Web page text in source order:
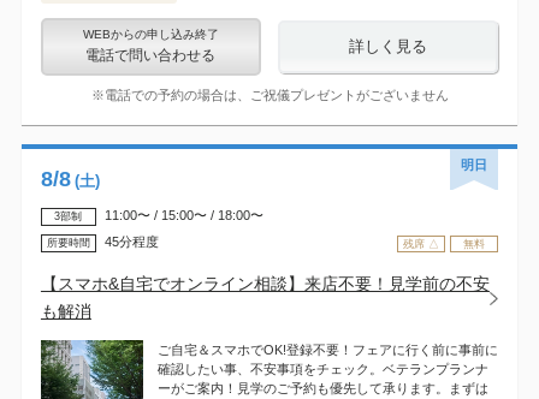
WEBからの申し込み終了
電話で問い合わせる
詳しく見る
※電話での予約の場合は、ご祝儀プレゼントがございません
明日
8/8 (土)
残席 △ 無料
3部制 11:00〜 / 15:00〜 / 18:00〜
所要時間 45分程度
【スマホ&自宅でオンライン相談】来店不要！見学前の不安
も解消
ご自宅＆スマホでOK!登録不要！フェアに行く前に事前に
確認したい事、不安事項をチェック。ベテランプランナ
ーがご案内！見学のご予約も優先して承ります。まずは